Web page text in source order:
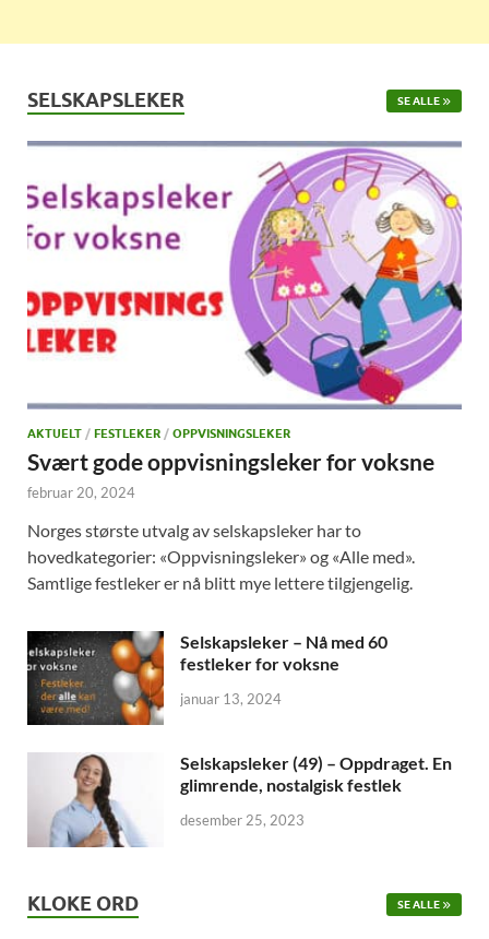
SELSKAPSLEKER SE ALLE
AKTUELT / FESTLEKER / OPPVISNINGSLEKER
Svært gode oppvisningsleker for voksne
februar 20, 2024
Norges største utvalg av selskapsleker har to
hovedkategorier: «Oppvisningsleker» og «Alle med».
Samtlige festleker er nå blitt mye lettere tilgjengelig.
Selskapsleker – Nå med 60
festleker for voksne
januar 13, 2024
Selskapsleker (49) – Oppdraget. En
glimrende, nostalgisk festlek
desember 25, 2023
KLOKE ORD SE ALLE